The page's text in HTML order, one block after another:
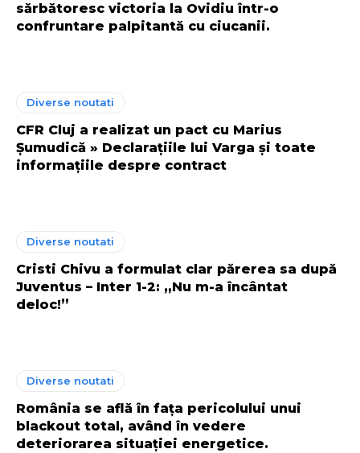
sărbătoresc victoria la Ovidiu într-o
confruntare palpitantă cu ciucanii.
Diverse noutati
CFR Cluj a realizat un pact cu Marius
Șumudică » Declarațiile lui Varga și toate
informațiile despre contract
Diverse noutati
Cristi Chivu a formulat clar părerea sa după
Juventus – Inter 1-2: „Nu m-a încântat
deloc!”
Diverse noutati
România se află în fața pericolului unui
blackout total, având în vedere
deteriorarea situației energetice.